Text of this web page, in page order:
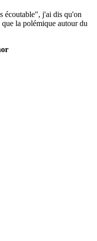
écoutable", j'ai dis qu'on
la polémique autour du